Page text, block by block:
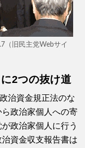
（旧民主党Webサイ
2つの抜け道
治資金規正法のな
政治家個人への寄
政治家個人に行う
資金収支報告書は